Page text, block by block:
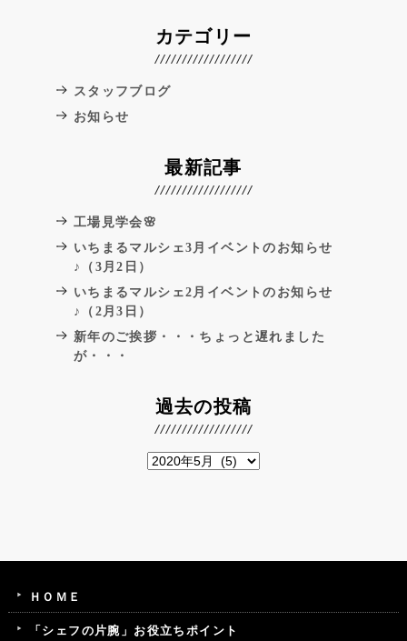
カテゴリー
スタッフブログ
お知らせ
最新記事
工場見学会🌸
いちまるマルシェ3月イベントのお知らせ
♪（3月2日）
いちまるマルシェ2月イベントのお知らせ
♪（2月3日）
新年のご挨拶・・・ちょっと遅れました
が・・・
過去の投稿
ＨＯＭＥ
「シェフの片腕」お役立ちポイント